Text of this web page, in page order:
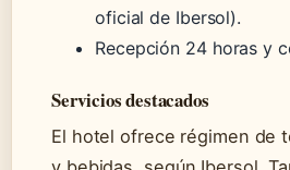
oficial de Ibersol).
Recepción 24 horas y
Servicios destacados
El hotel ofrece régimen de